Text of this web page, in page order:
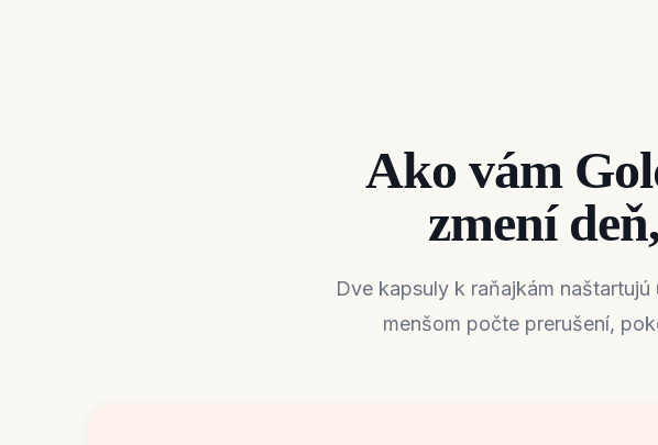
Ako vám
zmení
Dve kapsuly k raňajkám
menšom počte prerušení,
vás